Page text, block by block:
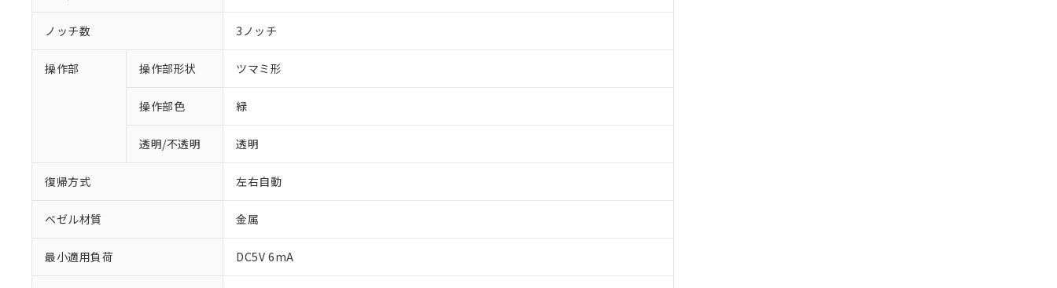
ノッチ数 3ノッチ
操作部 操作部形状 ツマミ形
操作部色 緑
透明/不透明 透明
復帰方式 左右自動
ベゼル材質 金属
最小適用負荷 DC5V 6mA